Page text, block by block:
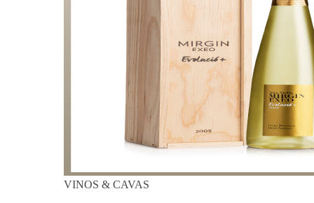
VINOS & CAVAS